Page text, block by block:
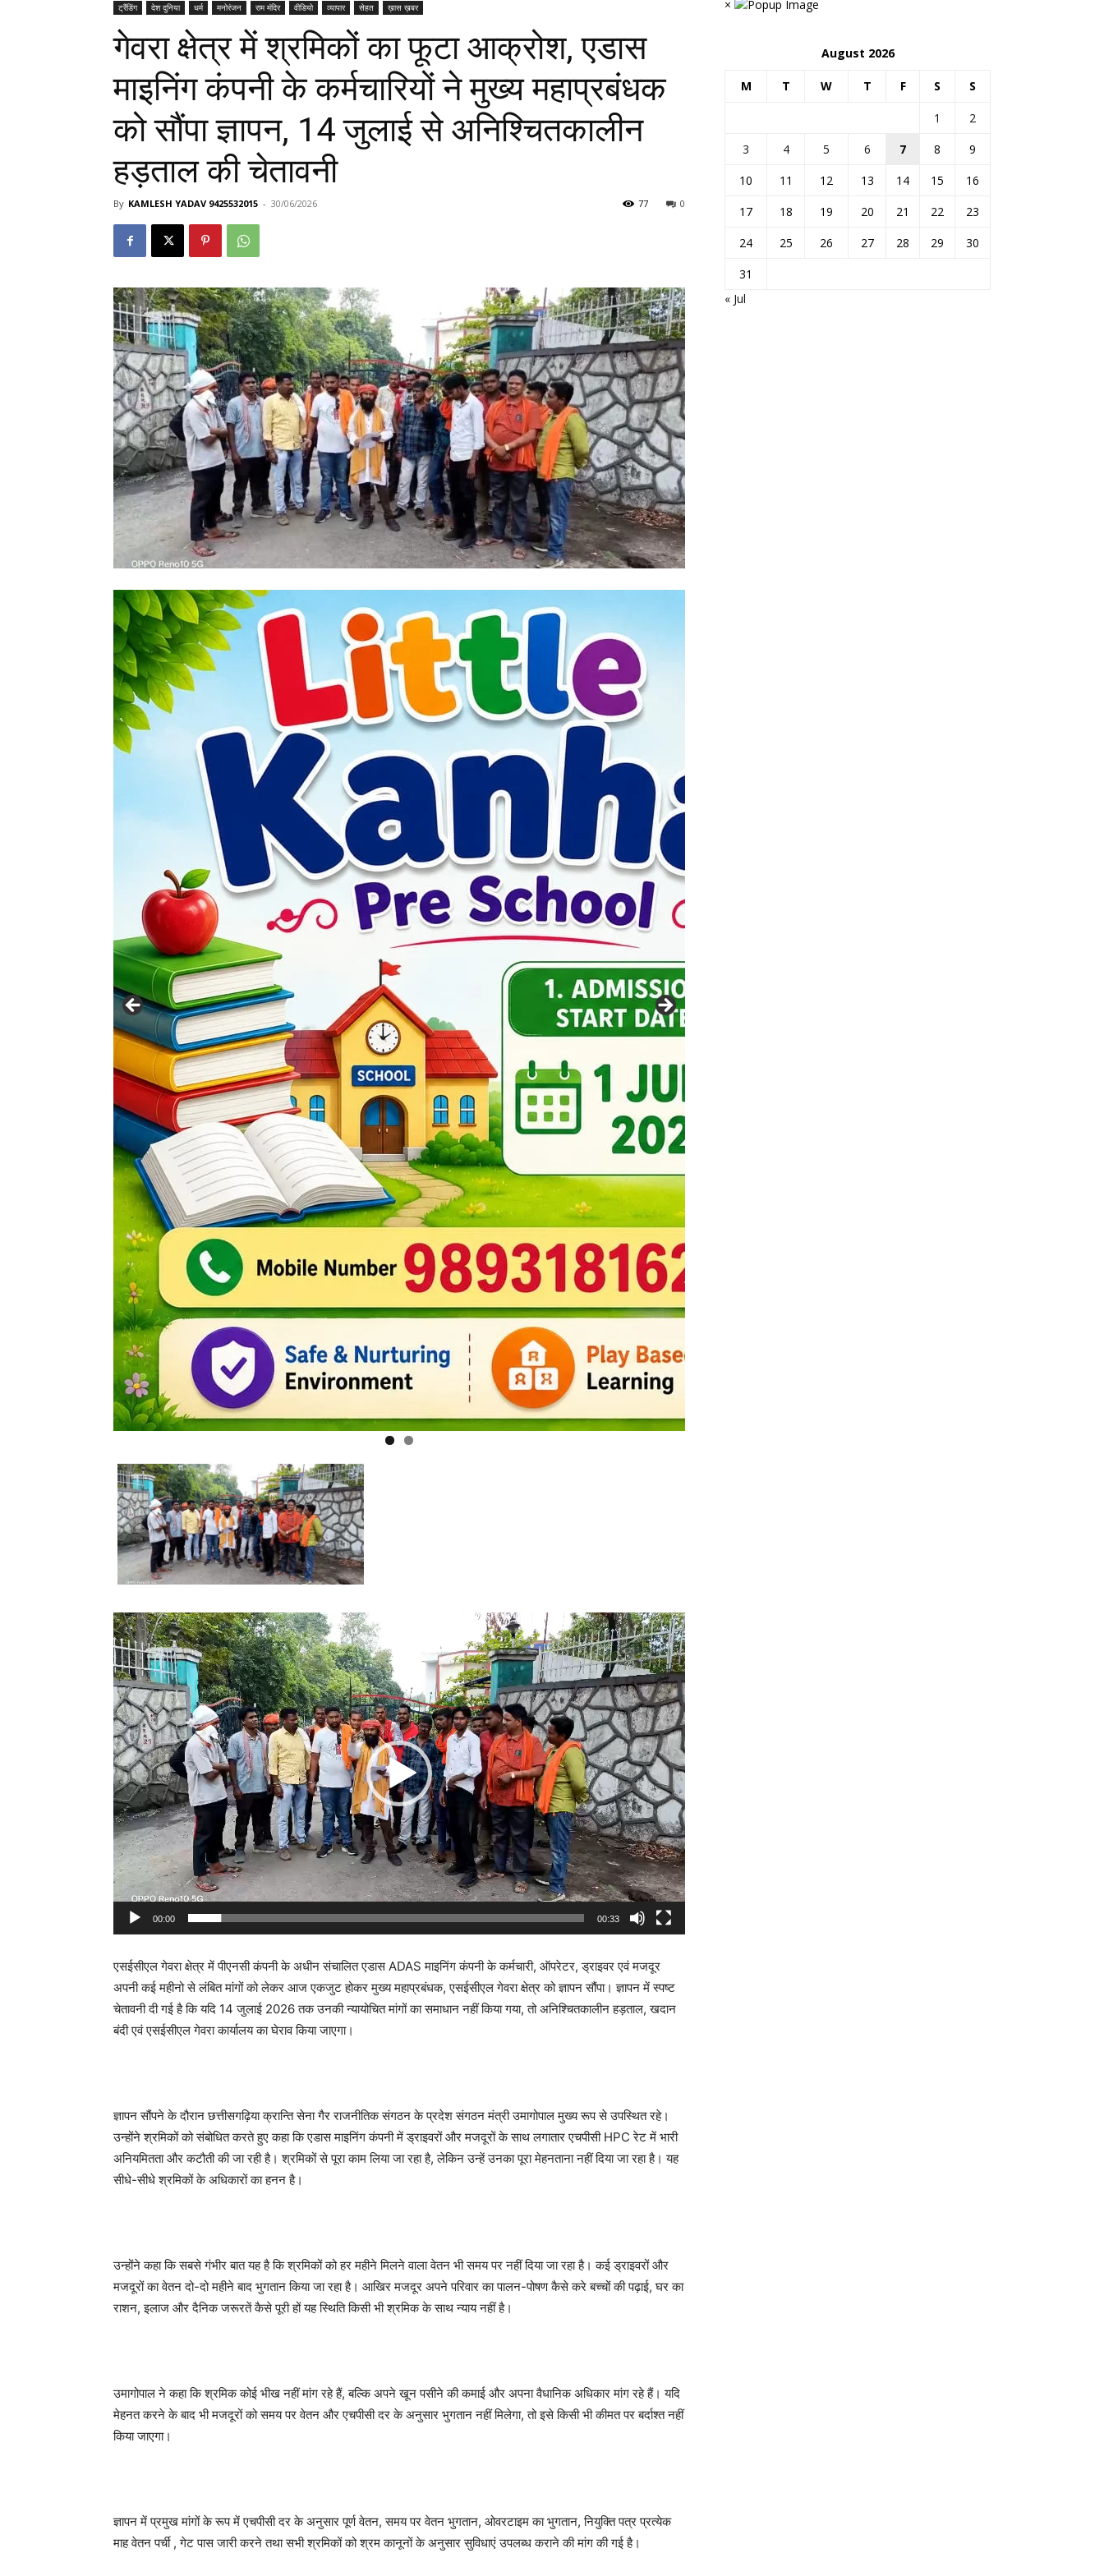
ट्रैंडिंग
देश दुनिया धर्म मनोरंजन राम मंदिर वीडियो व्यापार सेहत ख़ास ख़बर
गेवरा क्षेत्र में श्रमिकों का फूटा आक्रोश, एडास
माइनिंग कंपनी के कर्मचारियों ने मुख्य महाप्रबंधक
को सौंपा ज्ञापन, 14 जुलाई से अनिश्चितकालीन
हड़ताल की चेतावनी
By KAMLESH YADAV 9425532015 - 30/06/2026 0
77
Video
Player
00:00 00:33
एसईसीएल गेवरा क्षेत्र में पीएनसी कंपनी के अधीन संचालित एडास ADAS माइनिंग कंपनी के कर्मचारी, ऑपरेटर, ड्राइवर एवं मजदूर
अपनी कई महीनो से लंबित मांगों को लेकर आज एकजुट होकर मुख्य महाप्रबंधक, एसईसीएल गेवरा क्षेत्र को ज्ञापन सौंपा। ज्ञापन में स्पष्ट
चेतावनी दी गई है कि यदि 14 जुलाई 2026 तक उनकी न्यायोचित मांगों का समाधान नहीं किया गया, तो अनिश्चितकालीन हड़ताल, खदान
बंदी एवं एसईसीएल गेवरा कार्यालय का घेराव किया जाएगा।
ज्ञापन सौंपने के दौरान छत्तीसगढ़िया क्रान्ति सेना गैर राजनीतिक संगठन के प्रदेश संगठन मंत्री उमागोपाल मुख्य रूप से उपस्थित रहे।
उन्होंने श्रमिकों को संबोधित करते हुए कहा कि एडास माइनिंग कंपनी में ड्राइवरों और मजदूरों के साथ लगातार एचपीसी HPC रेट में भारी
अनियमितता और कटौती की जा रही है। श्रमिकों से पूरा काम लिया जा रहा है, लेकिन उन्हें उनका पूरा मेहनताना नहीं दिया जा रहा है। यह
सीधे-सीधे श्रमिकों के अधिकारों का हनन है।
उन्होंने कहा कि सबसे गंभीर बात यह है कि श्रमिकों को हर महीने मिलने वाला वेतन भी समय पर नहीं दिया जा रहा है। कई ड्राइवरों और
मजदूरों का वेतन दो-दो महीने बाद भुगतान किया जा रहा है। आखिर मजदूर अपने परिवार का पालन-पोषण कैसे करे बच्चों की पढ़ाई, घर का
राशन, इलाज और दैनिक जरूरतें कैसे पूरी हों यह स्थिति किसी भी श्रमिक के साथ न्याय नहीं है।
उमागोपाल ने कहा कि श्रमिक कोई भीख नहीं मांग रहे हैं, बल्कि अपने खून पसीने की कमाई और अपना वैधानिक अधिकार मांग रहे हैं। यदि
मेहनत करने के बाद भी मजदूरों को समय पर वेतन और एचपीसी दर के अनुसार भुगतान नहीं मिलेगा, तो इसे किसी भी कीमत पर बर्दाश्त नहीं
किया जाएगा।
ज्ञापन में प्रमुख मांगों के रूप में एचपीसी दर के अनुसार पूर्ण वेतन, समय पर वेतन भुगतान, ओवरटाइम का भुगतान, नियुक्ति पत्र प्रत्येक
माह वेतन पर्ची , गेट पास जारी करने तथा सभी श्रमिकों को श्रम कानूनों के अनुसार सुविधाएं उपलब्ध कराने की मांग की गई है।
×
August 2026
M T W T F S S
1
2
3
4 5 6 7 8
9
10
11 12 13 14 15
16
17
18 19 20 21 22
23
24
25 26 27 28 29
30
31
« Jul